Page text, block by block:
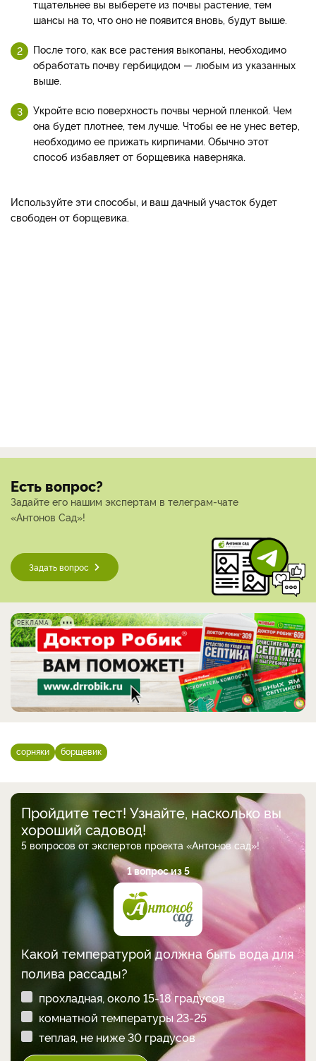
тщательнее вы выберете из почвы растение, тем
шансы на то, что оно не появится вновь, будут выше.
После того, как все растения выкопаны, необходимо
обработать почву гербицидом — любым из указанных
выше.
Укройте всю поверхность почвы черной пленкой. Чем
она будет плотнее, тем лучше. Чтобы ее не унес ветер,
необходимо ее прижать кирпичами. Обычно этот
способ избавляет от борщевика наверняка.
Используйте эти способы, и ваш дачный участок будет
свободен от борщевика.
Есть вопрос?
Задайте его нашим экспертам в телеграм-чате
«Антонов Сад»!
Задать вопрос
РЕКЛАМА
сорняки борщевик
Пройдите тест! Узнайте, насколько вы
хороший садовод!
5 вопросов от экспертов проекта «Антонов сад»!
1 вопрос из 5
Какой температурой должна быть вода для
полива рассады?
прохладная, около 15-18 градусов
комнатной температуры 23-25
теплая, не ниже 30 градусов